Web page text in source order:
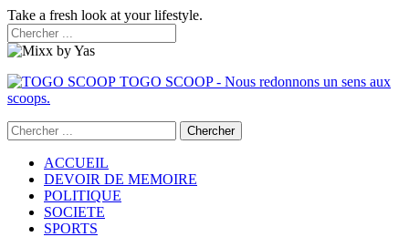
Take a fresh look at your lifestyle.
TOGO SCOOP - Nous redonnons un sens aux
scoops.
ACCUEIL
DEVOIR DE MEMOIRE
POLITIQUE
SOCIETE
SPORTS